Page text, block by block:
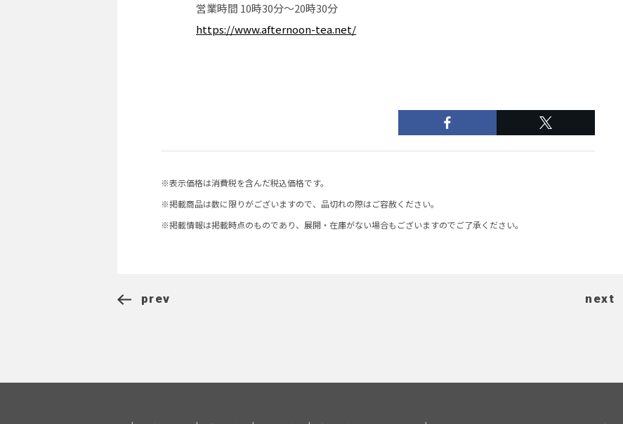
営業時間 10時30分〜20時30分
https://www.afternoon-tea.net/
※表示価格は消費税を含んだ税込価格です。
※掲載商品は数に限りがございますので、品切れの際はご容赦ください。
※掲載情報は掲載時点のものであり、展開・在庫がない場合もございますのでご了承ください。
prev next